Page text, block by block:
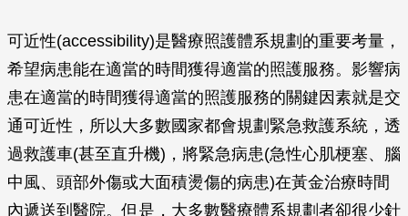
可近性(accessibility)是醫療照護體系規劃的重要考量，
希望病患能在適當的時間獲得適當的照護服務。影響病
患在適當的時間獲得適當的照護服務的關鍵因素就是交
通可近性，所以大多數國家都會規劃緊急救護系統，透
過救護車(甚至直升機)，將緊急病患(急性心肌梗塞、腦
中風、頭部外傷或大面積燙傷的病患)在黃金治療時間
內遞送到醫院。但是，大多數醫療體系規劃者卻很少針